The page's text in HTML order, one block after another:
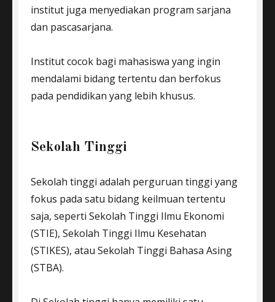
institut juga menyediakan program sarjana
dan pascasarjana.
Institut cocok bagi mahasiswa yang ingin
mendalami bidang tertentu dan berfokus
pada pendidikan yang lebih khusus.
Sekolah Tinggi
Sekolah tinggi adalah perguruan tinggi yang
fokus pada satu bidang keilmuan tertentu
saja, seperti Sekolah Tinggi Ilmu Ekonomi
(STIE), Sekolah Tinggi Ilmu Kesehatan
(STIKES), atau Sekolah Tinggi Bahasa Asing
(STBA).